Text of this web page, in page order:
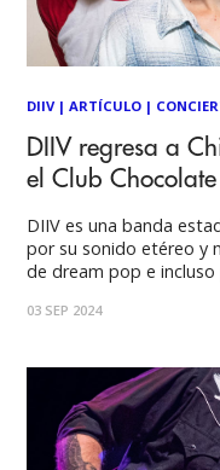
DIIV|ARTÍCULO |
DIIV regresa a
el Club Chocolate
DIIV es una banda estadounidense de indie rock, reconocida
por su sonido etéreo y
de dream pop e
lanzado este 2024 bajo
03 SEP 2024